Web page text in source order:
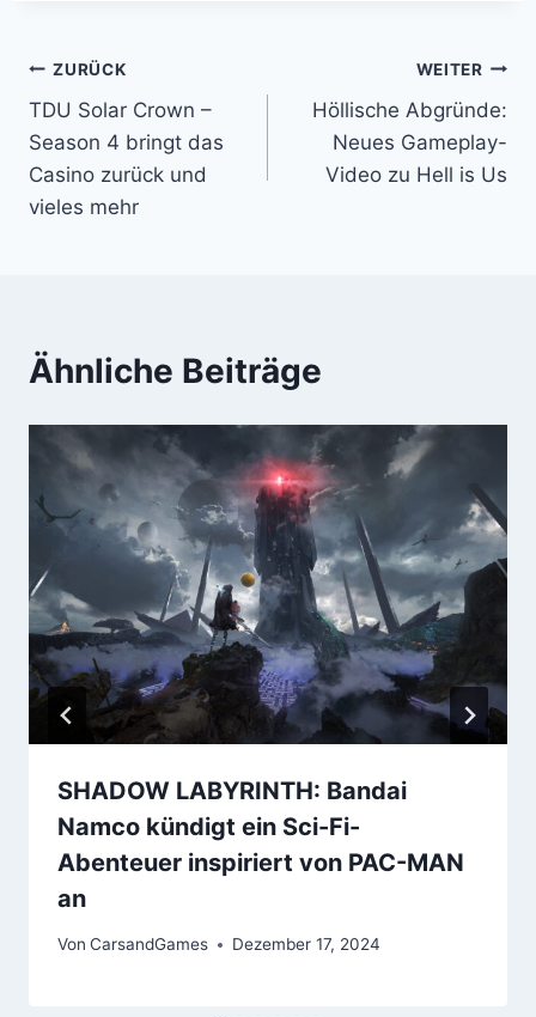
Beitragsnavigation
ZURÜCK
TDU Solar Crown –
Season 4 bringt das
Casino zurück und
vieles mehr
WEITER
Höllische Abgründe:
Neues Gameplay-
Video zu Hell is Us
Ähnliche Beiträge
SHADOW LABYRINTH: Bandai
Namco kündigt ein Sci-Fi-
Abenteuer inspiriert von PAC-MAN
an
Von CarsandGames Dezember 17, 2024